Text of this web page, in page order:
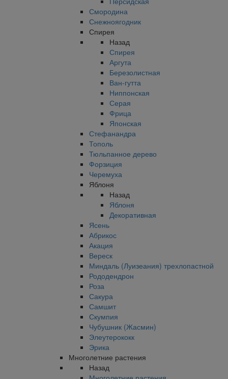
Смородина
Снежноягодник
Спирея
Назад
Спирея
Аргута
Березолистная
Ван-гутта
Ниппонская
Серая
Фрица
Японская
Стефанандра
Тополь
Тюльпанное дерево
Форзиция
Черемуха
Яблоня
Назад
Яблоня
Декоративная
Ясень
Абрикос
Акация
Вереск
Миндаль (Луизеания) трехлопастной
Рододендрон
Роза
Сакура
Самшит
Скумпия
Чубушник (Жасмин)
Элеутерококк
Эрика
Многолетние растения
Назад